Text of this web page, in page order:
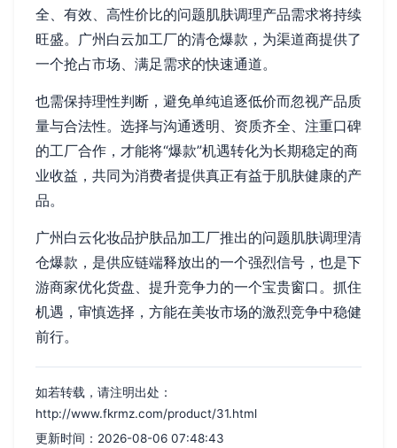
全、有效、高性价比的问题肌肤调理产品需求将持续
旺盛。广州白云加工厂的清仓爆款，为渠道商提供了
一个抢占市场、满足需求的快速通道。
也需保持理性判断，避免单纯追逐低价而忽视产品质
量与合法性。选择与沟通透明、资质齐全、注重口碑
的工厂合作，才能将“爆款”机遇转化为长期稳定的商
业收益，共同为消费者提供真正有益于肌肤健康的产
品。
广州白云化妆品护肤品加工厂推出的问题肌肤调理清
仓爆款，是供应链端释放出的一个强烈信号，也是下
游商家优化货盘、提升竞争力的一个宝贵窗口。抓住
机遇，审慎选择，方能在美妆市场的激烈竞争中稳健
前行。
如若转载，请注明出处：
http://www.fkrmz.com/product/31.html
更新时间：2026-08-06 07:48:43